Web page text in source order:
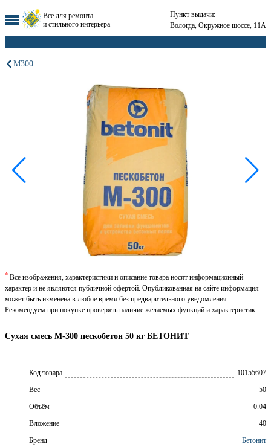
Все для ремонта
и стильного интерьера
Пункт выдачи:
Вологда, Окружное шоссе, 11А
М300
Сухая смесь М-300 пескобетон 50 кг БЕТОНИТ
Код товара
10155607
Вес
50
Объём
0.04
Вложение
40
Брeнд
Бетонит
* Все изображения, характеристики и описание товара носят информационный
характер и не являются публичной офертой. Опубликованная на сайте информация
может быть изменена в любое время без предварительного уведомления.
Рекомендуем при покупке проверять наличие желаемых функций и характеристик.